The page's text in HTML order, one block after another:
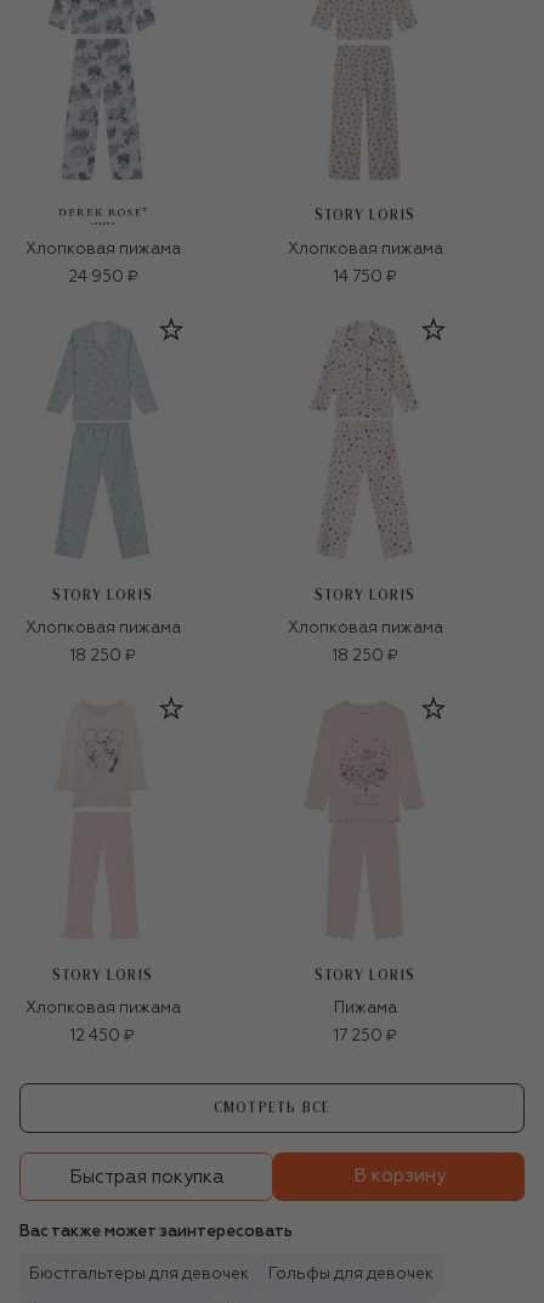
Хлопковая пижама
24 950 ₽
STORY LORIS
Хлопковая пижама
14 750 ₽
STORY LORIS
Хлопковая пижама
18 250 ₽
STORY LORIS
Хлопковая пижама
18 250 ₽
STORY LORIS
Хлопковая пижама
12 450 ₽
STORY LORIS
Пижама
17 250 ₽
СМОТРЕТЬ ВСЕ
Быстрая покупка В корзину
Вас также может заинтересовать
Бюстгальтеры для девочек Гольфы для девочек